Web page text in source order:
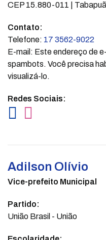
CEP 15.880-011 |
Contato:
Telefone: 17 3562-9022
E-mail: Este endereço de
spambots. Você precisa
visualizá-lo.
Redes Sociais:
Adilson Olívio
Vice-prefeito Municipal
Partido:
União Brasil - União